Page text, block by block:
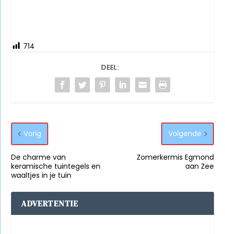
714
DEEL:
Vorig
De charme van
keramische tuintegels en
waaltjes in je tuin
Volgende
Zomerkermis Egmond
aan Zee
ADVERTENTIE